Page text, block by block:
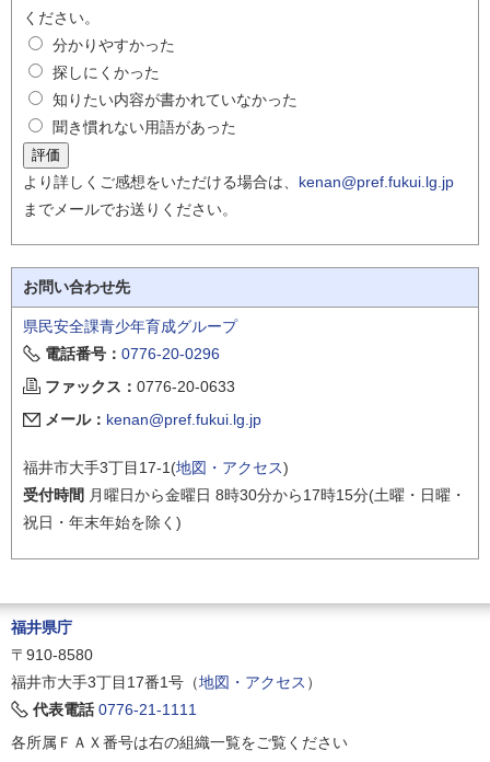
ください。
分かりやすかった
探しにくかった
知りたい内容が書かれていなかった
聞き慣れない用語があった
より詳しくご感想をいただける場合は、 kenan@pref.fukui.lg.jp
までメールでお送りください。
お問い合わせ先
県民安全課青少年育成グループ
電話番号： 0776-20-0296
ファックス： 0776-20-0633
メール： kenan@pref.fukui.lg.jp
福井市大手3丁目17-1(地図・アクセス)
受付時間 月曜日から金曜日 8時30分から17時15分(土曜・日曜・
祝日・年末年始を除く)
福井県庁
〒910-8580
福井市大手3丁目17番1号（地図・アクセス ）
代表電話 0776-21-1111
各所属ＦＡＸ番号は右の組織一覧をご覧ください